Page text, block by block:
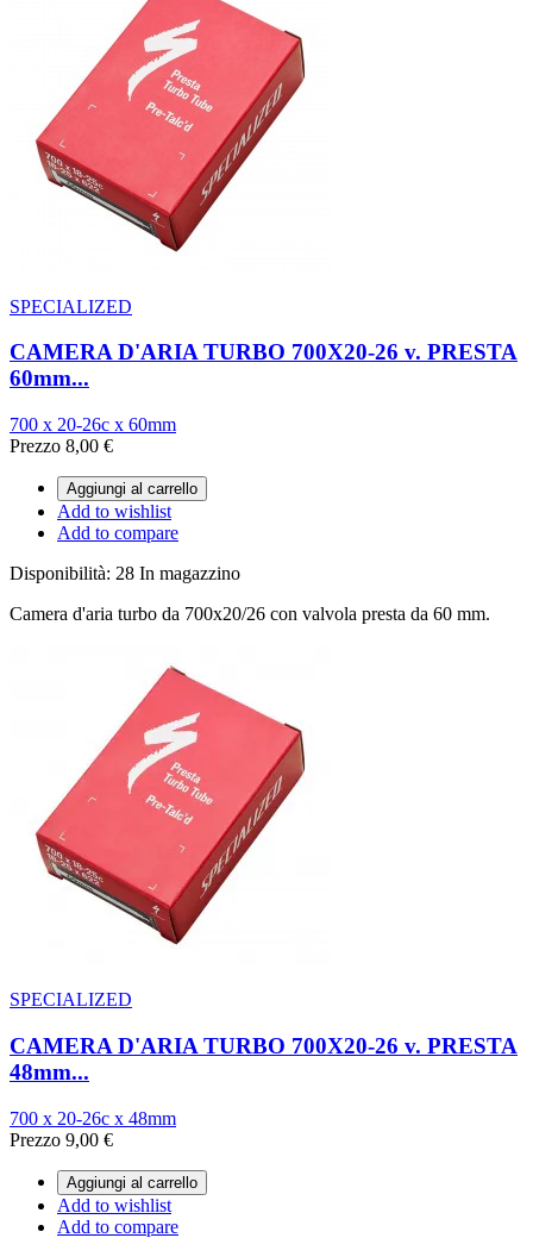
SPECIALIZED
CAMERA D'ARIA TURBO 700X20-26 v. PRESTA
60mm...
700 x 20-26c x 60mm
Prezzo 8,00 €
Aggiungi al carrello
Add to wishlist
Add to compare
Disponibilità: 28 In magazzino
Camera d'aria turbo da 700x20/26 con valvola presta da 60 mm.
SPECIALIZED
CAMERA D'ARIA TURBO 700X20-26 v. PRESTA
48mm...
700 x 20-26c x 48mm
Prezzo 9,00 €
Aggiungi al carrello
Add to wishlist
Add to compare